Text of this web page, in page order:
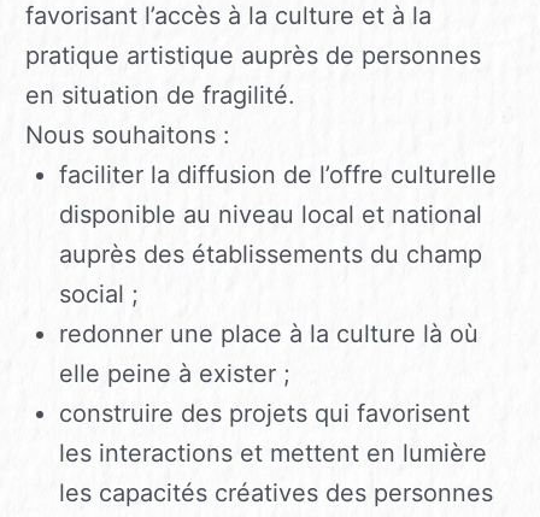
favorisant l’accès à la culture et à la
pratique artistique auprès de personnes
en situation de fragilité.
Nous souhaitons :
faciliter la diffusion de l’offre culturelle
disponible au niveau local et national
auprès des établissements du champ
social ;
redonner une place à la culture là où
elle peine à exister ;
construire des projets qui favorisent
les interactions et mettent en lumière
les capacités créatives des personnes